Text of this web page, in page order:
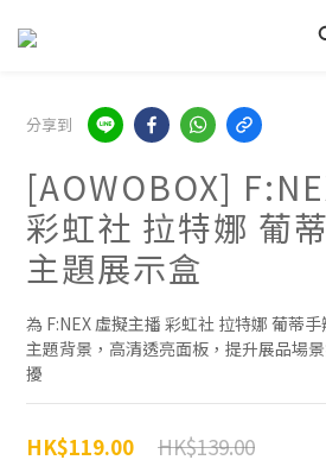
分享到
[AOWOBOX]
彩虹社 拉特娜 葡
主題展示盒
為 F:NEX 虛擬主播 彩虹社 拉特娜 葡蒂
主題背景，高清透亮面板，提升展品場
擾
HK$139.00
HK$119.00